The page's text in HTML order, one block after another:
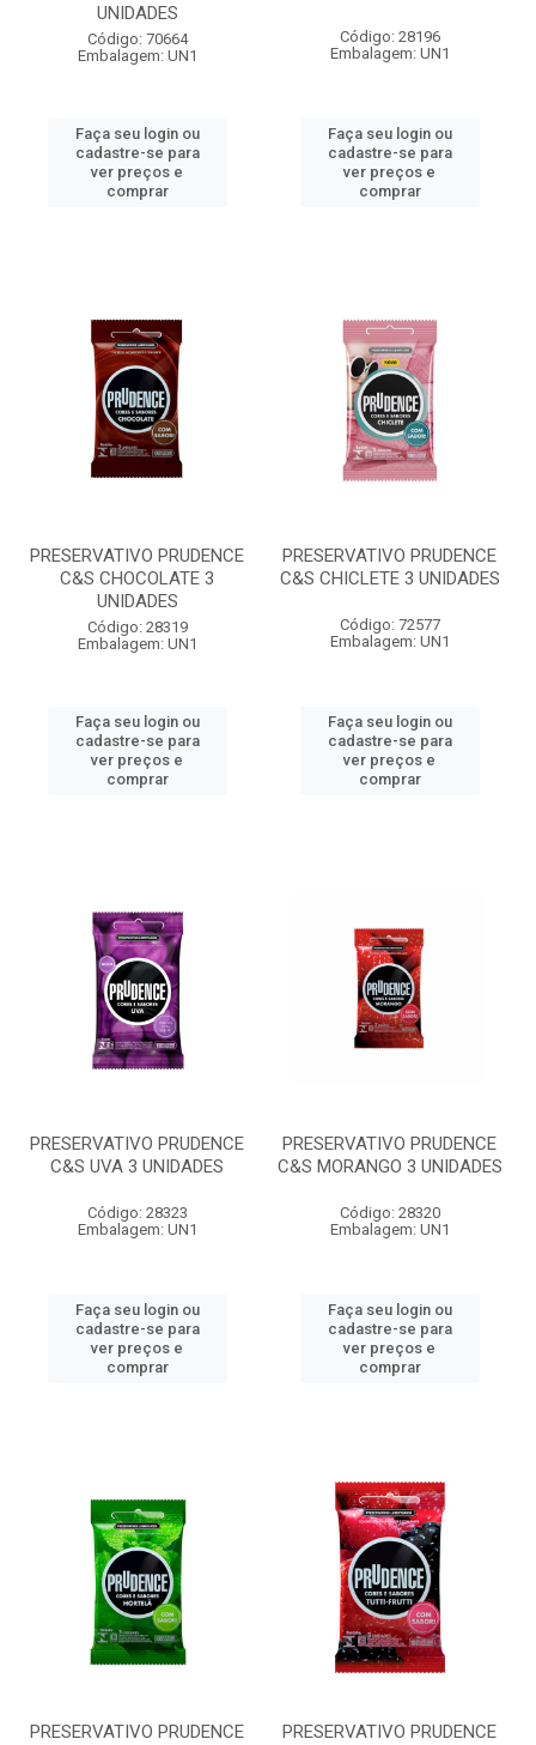
UNIDADES
Código: 70664
Embalagem: UN1
Faça seu login ou
cadastre-se para
ver preços e
comprar
Código: 28196
Embalagem: UN1
Faça seu login ou
cadastre-se para
ver preços e
comprar
PRESERVATIVO PRUDENCE
C&S CHOCOLATE 3
UNIDADES
Código: 28319
Embalagem: UN1
Faça seu login ou
cadastre-se para
ver preços e
comprar
PRESERVATIVO PRUDENCE
C&S CHICLETE 3 UNIDADES
Código: 72577
Embalagem: UN1
Faça seu login ou
cadastre-se para
ver preços e
comprar
PRESERVATIVO PRUDENCE
C&S UVA 3 UNIDADES
Código: 28323
Embalagem: UN1
Faça seu login ou
cadastre-se para
ver preços e
comprar
PRESERVATIVO PRUDENCE
C&S MORANGO 3 UNIDADES
Código: 28320
Embalagem: UN1
Faça seu login ou
cadastre-se para
ver preços e
comprar
PRESERVATIVO PRUDENCE
PRESERVATIVO PRUDENCE